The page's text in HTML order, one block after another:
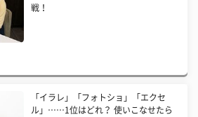
戦！
「イラレ」「フォトショ」「エクセ
ル」……1位はどれ？ 使いこなせたら